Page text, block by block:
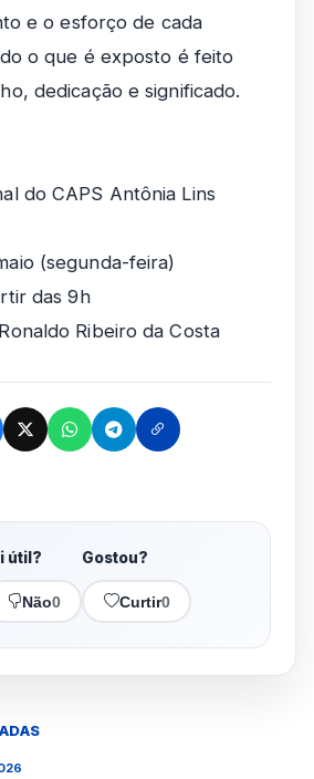
e o esforço de cada
o que é exposto é feito
dedicação e significado.
do CAPS Antônia Lins
(segunda-feira)
das 9h
Ribeiro da Costa
útil?
Não0
Gostou?
Curtir0